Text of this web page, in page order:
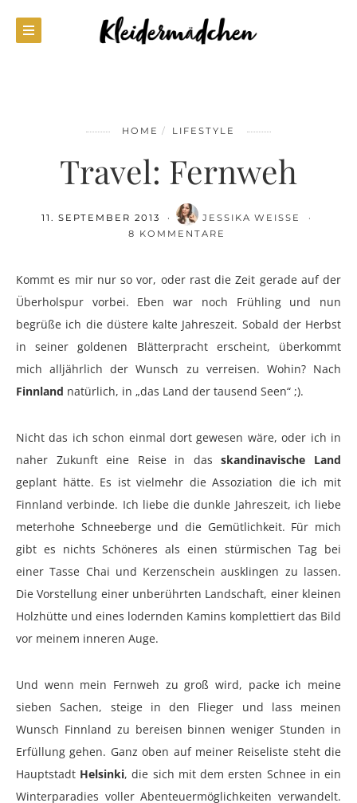
HOME LIFESTYLE
Travel: Fernweh
11. SEPTEMBER 2013
JESSIKA WEISSE
8 KOMMENTARE
Kommt es mir nur so vor, oder rast die Zeit gerade auf der
Überholspur vorbei. Eben war noch Frühling und nun
begrüße ich die düstere kalte Jahreszeit. Sobald der Herbst
in seiner goldenen Blätterpracht erscheint, überkommt
mich alljährlich der Wunsch zu verreisen. Wohin? Nach
Finnland natürlich, in „das Land der tausend Seen“ ;).
Nicht das ich schon einmal dort gewesen wäre, oder ich in
naher Zukunft eine Reise in dasskandinavische Land
geplant hätte. Es ist vielmehr die Assoziation die ich mit
Finnland verbinde. Ich liebe die dunkle Jahreszeit, ich liebe
meterhohe Schneeberge und die Gemütlichkeit. Für mich
gibt es nichts Schöneres als einen stürmischen Tag bei
einer Tasse Chai und Kerzenschein ausklingen zu lassen.
Die Vorstellung einer unberührten Landschaft, einer kleinen
Holzhütte und eines lodernden Kamins komplettiert das Bild
vor meinem inneren Auge.
Und wenn mein Fernweh zu groß wird, packe ich meine
sieben Sachen, steige in den Flieger und lass meinen
Wunsch Finnland zu bereisen binnen weniger Stunden in
Erfüllung gehen. Ganz oben auf meiner Reiseliste steht die
Hauptstadt Helsinki, die sich mit dem ersten Schnee in ein
Winterparadies voller Abenteuermöglichkeiten verwandelt.